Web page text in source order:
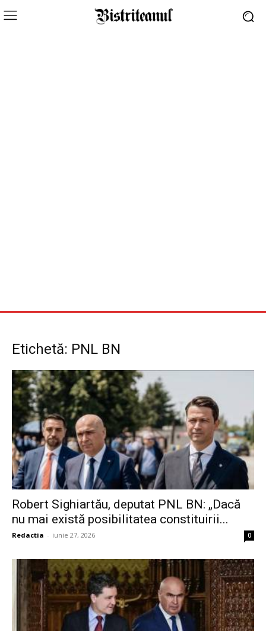
Etichetă: PNL BN
Robert Sighiartău, deputat PNL BN: „Dacă
nu mai există posibilitatea constituirii...
Redactia - iunie 27, 2026 0